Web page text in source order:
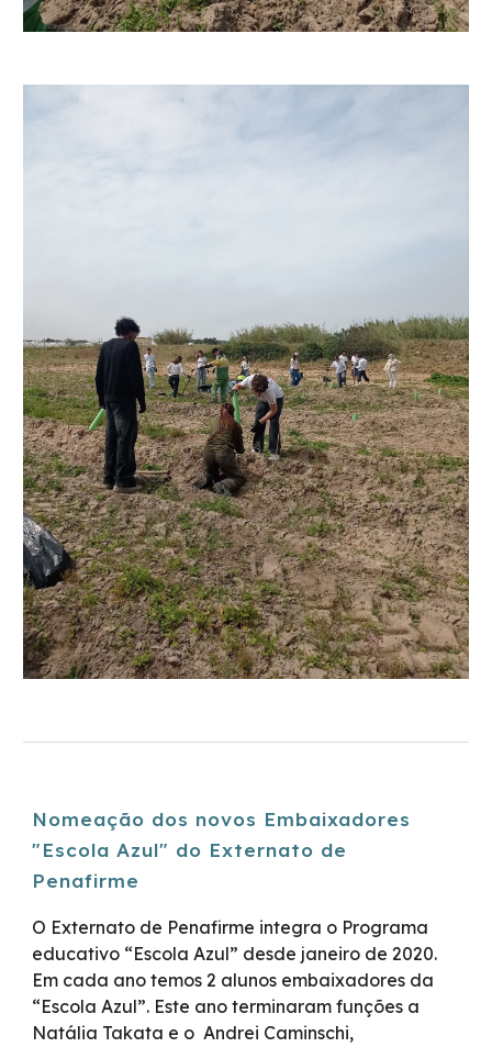
Nomeação dos novos Embaixadores
"Escola Azul" do Externato de
Penafirme
O Externato de Penafirme integra o Programa
educativo “Escola Azul” desde janeiro de 2020.
Em cada ano temos 2 alunos embaixadores da
“Escola Azul”. Este ano terminaram funções a
Natália Takata e o Andrei Caminschi,